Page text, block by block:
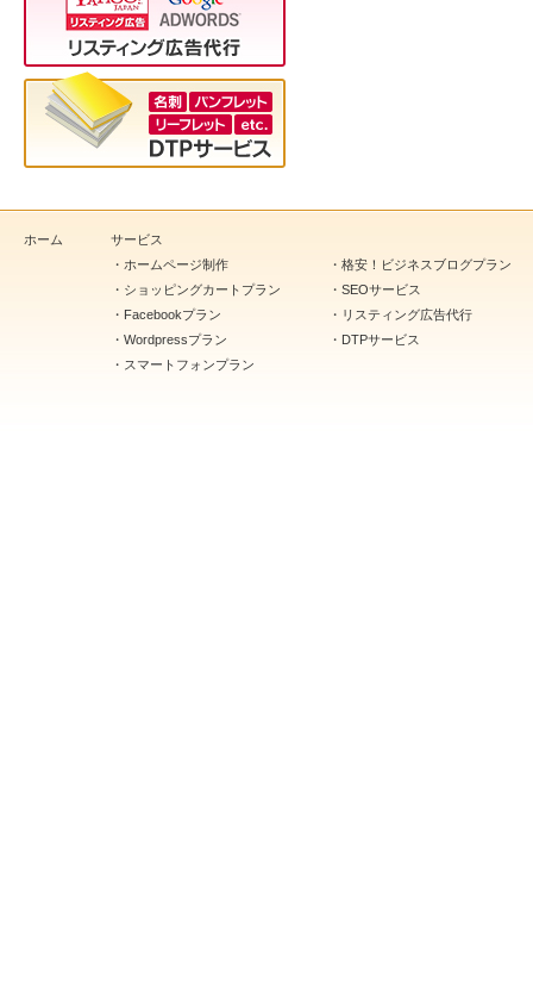
ホーム
サービス
・ ホームページ制作
・ ショッピングカートプラン
・ Facebookプラン
・ Wordpressプラン
・ スマートフォンプラン
・ 格安！ビジネスブログプラン
・ SEOサービス
・ リスティング広告代行
・ DTPサービス